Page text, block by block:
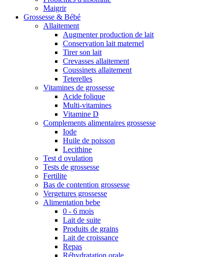
Maigrir
Grossesse & Bébé
Allaitement
Augmenter production de lait
Conservation lait maternel
Tirer son lait
Crevasses allaitement
Coussinets allaitement
Teterelles
Vitamines de grossesse
Acide folique
Multi-vitamines
Vitamine D
Complements alimentaires grossesse
Iode
Huile de poisson
Lecithine
Test d ovulation
Tests de grossesse
Fertilite
Bas de contention grossesse
Vergetures grossesse
Alimentation bebe
0 - 6 mois
Lait de suite
Produits de grains
Lait de croissance
Repas
Réhydratation orale